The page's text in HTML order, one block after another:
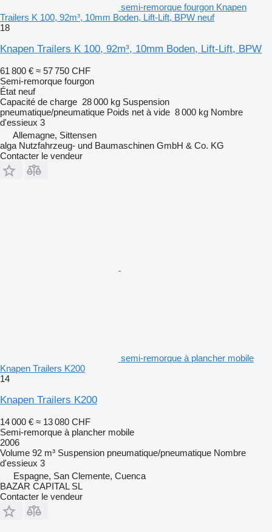
semi-remorque fourgon Knapen
Trailers K 100, 92m³, 10mm Boden, Lift-Lift, BPW neuf
18
Knapen Trailers K 100, 92m³, 10mm Boden, Lift-Lift, BPW
61 800 € ≈ 57 750 CHF
Semi-remorque fourgon
État neuf
Capacité de charge 28 000 kg Suspension
pneumatique/pneumatique Poids net à vide 8 000 kg Nombre
d'essieux 3
Allemagne, Sittensen
alga Nutzfahrzeug- und Baumaschinen GmbH & Co. KG
Contacter le vendeur
semi-remorque à plancher mobile
Knapen Trailers K200
14
Knapen Trailers K200
14 000 € ≈ 13 080 CHF
Semi-remorque à plancher mobile
2006
Volume 92 m³ Suspension pneumatique/pneumatique Nombre
d'essieux 3
Espagne, San Clemente, Cuenca
BAZAR CAPITAL SL
Contacter le vendeur